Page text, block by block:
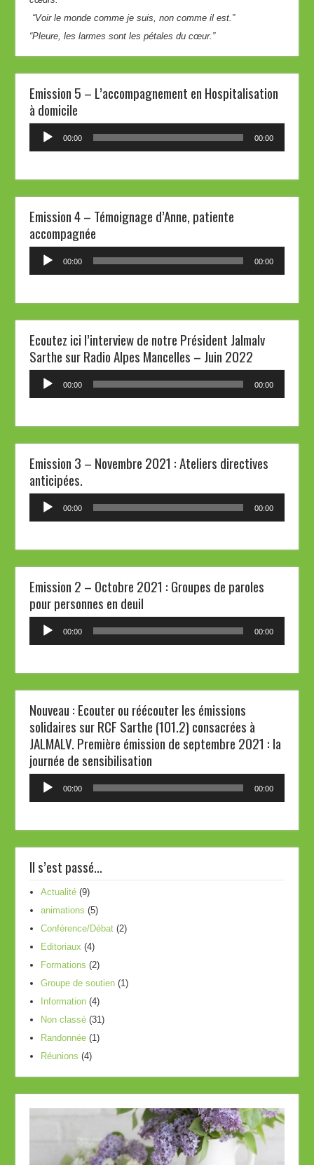
“Voir le monde comme je suis, non comme il est.”
“Pleure, les larmes sont les pétales du cœur.”
Emission 5 – L’accompagnement en Hospitalisation
à domicile
Lecteur
00:00 00:00
Emission 4 – Témoignage d’Anne, patiente
accompagnée
Lecteur
00:00 00:00
Ecoutez ici l’interview de notre Président Jalmalv
Sarthe sur Radio Alpes Mancelles – Juin 2022
Lecteur
00:00 00:00
Emission 3 – Novembre 2021 : Ateliers directives
anticipées.
Lecteur
00:00 00:00
Emission 2 – Octobre 2021 : Groupes de paroles
pour personnes en deuil
Lecteur
00:00 00:00
Nouveau : Ecouter ou réécouter les émissions
solidaires sur RCF Sarthe (101.2) consacrées à
JALMALV. Première émission de septembre 2021 : la
journée de sensibilisation
Lecteur
00:00 00:00
Il s’est passé…
Actualité (9)
animations (5)
Conférence/Débat (2)
Editoriaux (4)
Formations (2)
Groupe de soutien (1)
Information (4)
Non classé (31)
Randonnée (1)
Réunions (4)